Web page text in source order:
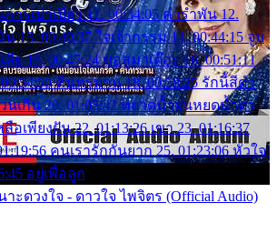
ารเปาเปียว 11. 00:34:05 คำรำพัน 12.
13. 00:40:37 ใจเจ้ากรรม 14. 00:44:15 จูบ
ย 15. 00:47:24 ขอสูมาเต๊อะ 16. 00:51:11
คืนทรมาน 18. 00:58:25 รักนี้สีดำ
วนเกิน 20. 01:05:42 หยาดน้ำฝนหยดน้ำตา
ลือเพียงฝัน 22. 01:13:26 เขา 23. 01:16:37
คนเรารักกันยาก 25. 01:23:06 หัวใจ
อยู่เพื่อลูก
าะดวงใจ - ดาวใจ ไพจิตร (Official Audio)